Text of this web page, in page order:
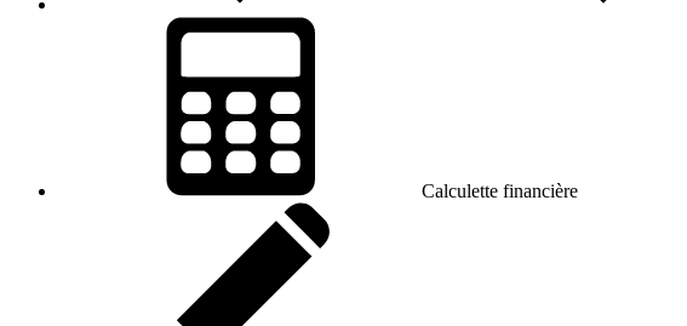
Calculette financière